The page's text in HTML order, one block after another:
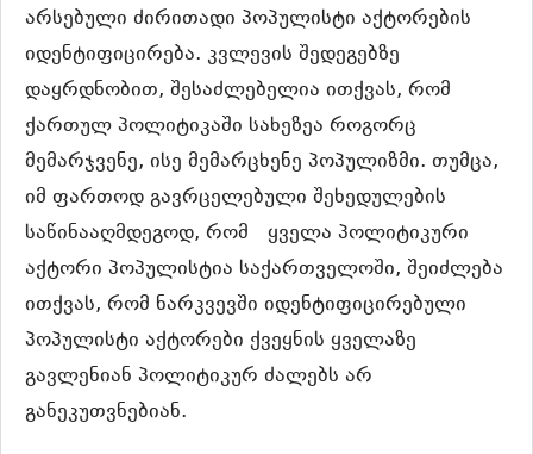
არსებული ძირითადი პოპულისტი აქტორების
იდენტიფიცირება. კვლევის შედეგებზე
დაყრდნობით, შესაძლებელია ითქვას, რომ
ქართულ პოლიტიკაში სახეზეა როგორც
მემარჯვენე, ისე მემარცხენე პოპულიზმი. თუმცა,
იმ ფართოდ გავრცელებული შეხედულების
საწინააღმდეგოდ, რომ ყველა პოლიტიკური
აქტორი პოპულისტია საქართველოში, შეიძლება
ითქვას, რომ ნარკვევში იდენტიფიცირებული
პოპულისტი აქტორები ქვეყნის ყველაზე
გავლენიან პოლიტიკურ ძალებს არ
განეკუთვნებიან.